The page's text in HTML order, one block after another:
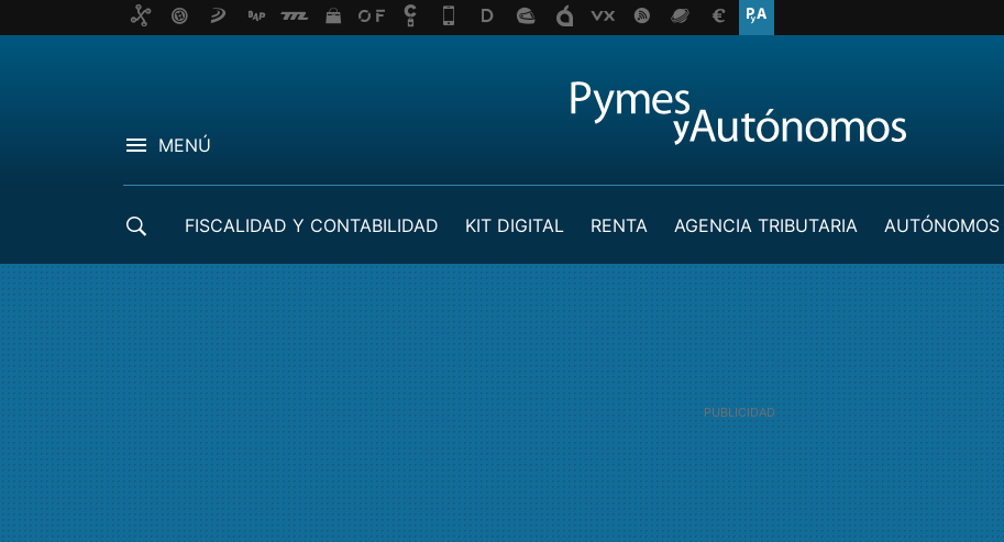
MENÚ
FISCALIDAD Y CONTABILIDAD KIT DIGITAL RENTA AGENCIA TRIBUTARIA AUTÓNOMOS